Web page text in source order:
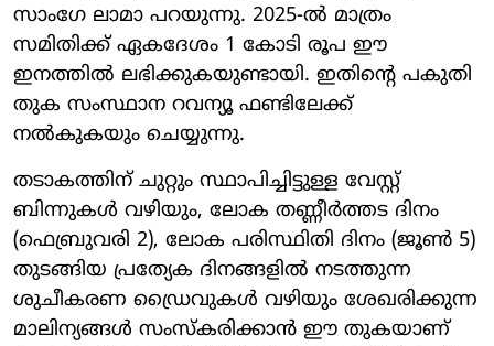
സാംഗേ ലാമാ പറയുന്നു. 2025-ൽ മാത്രം
സമിതിക്ക് ഏകദേശം 1 കോടി രൂപ ഈ
ഇനത്തിൽ ലഭിക്കുകയുണ്ടായി. ഇതിന്റെ പകുതി
തുക സംസ്ഥാന റവന്യൂ ഫണ്ടിലേക്ക്
നൽകുകയും ചെയ്യുന്നു.
തടാകത്തിന് ചുറ്റും സ്ഥാപിച്ചിട്ടുള്ള വേസ്റ്റ്
ബിന്നുകൾ വഴിയും, ലോക തണ്ണീർത്തട ദിനം
(ഫെബ്രുവരി 2), ലോക പരിസ്ഥിതി ദിനം (ജൂൺ 5)
തുടങ്ങിയ പ്രത്യേക ദിനങ്ങളിൽ നടത്തുന്ന
ശുചീകരണ ഡ്രൈവുകൾ വഴിയും ശേഖരിക്കുന്ന
മാലിന്യങ്ങൾ സംസ്കരിക്കാൻ ഈ തുകയാണ്